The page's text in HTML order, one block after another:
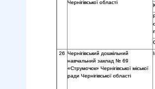
Чернігівської області
26 Чернігівський дошкільний
навчальний заклад № 69
«Струмочок» Чернігівської міської
ради Чернігівської області